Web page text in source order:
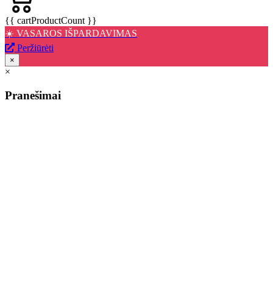
{{ cartProductCount }}
☀️ VASAROS IŠPARDAVIMAS
Peržiūrėti
×
×
Pranešimai